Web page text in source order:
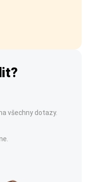
všechny dotazy.